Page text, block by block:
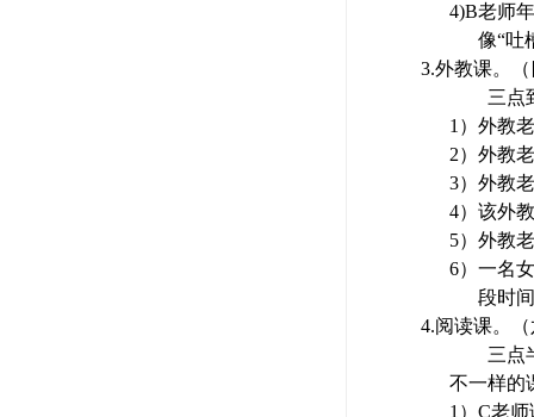
4)B老师
像“吐
3.外教课。
三点
1） 外教
2） 外教
3） 外教
4） 该外
5） 外教
6） 一名
段时
4.阅读课。
三点
不一样的
1） C老师